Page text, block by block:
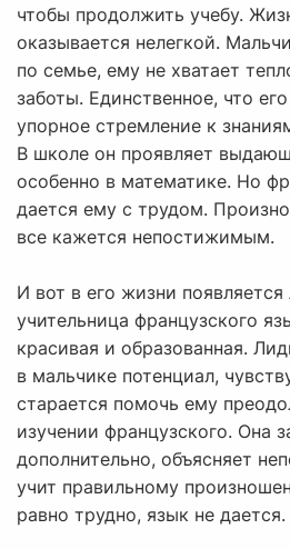
чтобы продолжить учебу.
оказывается нелегкой.
по семье, ему не хватает
заботы. Единственное, что
упорное стремление к
В школе он проявляет
особенно в математике. Но
дается ему с трудом.
все кажется непостижимым.
И вот в его жизни
учительница французского
красивая и образованная.
в мальчике потенциал,
старается помочь ему
изучении французского. Она
дополнительно, объясняет
учит правильному
равно трудно, язык не дается.